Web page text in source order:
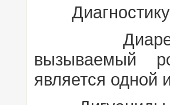
Диарея
вызываемый
является одной